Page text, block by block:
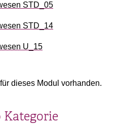
STD_05
STD_14
U_15
dieses Modul vorhanden.
Kategorie